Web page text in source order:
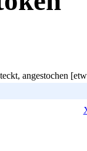
angestochen